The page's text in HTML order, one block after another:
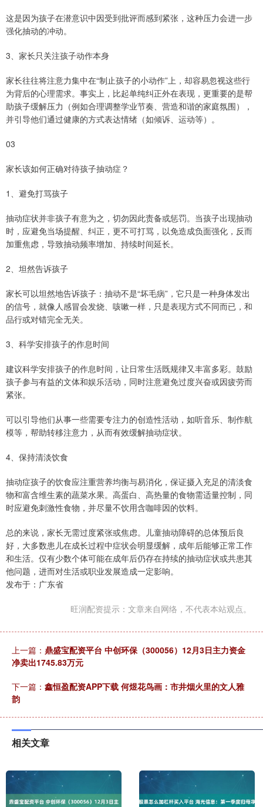
这是因为孩子在潜意识中因受到批评而感到紧张，这种压力会进一步
强化抽动的冲动。
3、家长只关注孩子动作本身
家长往往将注意力集中在“制止孩子的小动作”上，却容易忽视这些行
为背后的心理需求。事实上，比起单纯纠正外在表现，更重要的是帮
助孩子缓解压力（例如合理调整学业节奏、营造和谐的家庭氛围），
并引导他们通过健康的方式表达情绪（如倾诉、运动等）。
03
家长该如何正确对待孩子抽动症？
1、避免打骂孩子
抽动症状并非孩子有意为之，切勿因此责备或惩罚。当孩子出现抽动
时，应避免当场提醒、纠正，更不可打骂，以免造成负面强化，反而
加重焦虑，导致抽动频率增加、持续时间延长。
2、坦然告诉孩子
家长可以坦然地告诉孩子：抽动不是“坏毛病”，它只是一种身体发出
的信号，就像人感冒会发烧、咳嗽一样，只是表现方式不同而已，和
品行或对错完全无关。
3、科学安排孩子的作息时间
建议科学安排孩子的作息时间，让日常生活既规律又丰富多彩。鼓励
孩子参与有益的文体和娱乐活动，同时注意避免过度兴奋或因疲劳而
紧张。
可以引导他们从事一些需要专注力的创造性活动，如听音乐、制作航
模等，帮助转移注意力，从而有效缓解抽动症状。
4、保持清淡饮食
抽动症孩子的饮食应注重营养均衡与易消化，保证摄入充足的清淡食
物和富含维生素的蔬菜水果。高蛋白、高热量的食物需适量控制，同
时应避免刺激性食物，并尽量不饮用含咖啡因的饮料。
总的来说，家长无需过度紧张或焦虑。儿童抽动障碍的总体预后良
好，大多数患儿在成长过程中症状会明显缓解，成年后能够正常工作
和生活。仅有少数个体可能在成年后仍存在持续的抽动症状或共患其
他问题，进而对生活或职业发展造成一定影响。
发布于：广东省
旺润配资提示：文章来自网络，不代表本站观点。
上一篇： 鼎盛宝配资平台 中创环保（300056）12月3日主力资金
净卖出1745.83万元
下一篇： 鑫恒盈配资APP下载 何煜花鸟画：市井烟火里的文人雅
韵
相关文章